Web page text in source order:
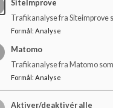
SiteImprove
Trafikanalyse fra Siteimprove
Formål : Analyse
Matomo
Trafikanalyse fra Matomo
Formål: Analyse
Aktiver/deaktivér alle